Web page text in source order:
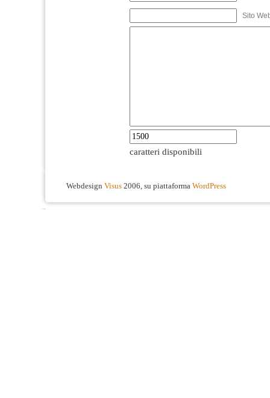
Sito
caratteri disponibili
Webdesign Visus 2006, su piattaforma WordPress